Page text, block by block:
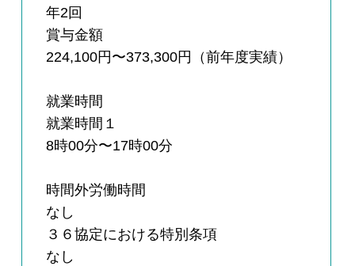
年2回
賞与金額
224,100円〜373,300円（前年度実績）
就業時間
就業時間１
8時00分〜17時00分
時間外労働時間
なし
３６協定における特別条項
なし